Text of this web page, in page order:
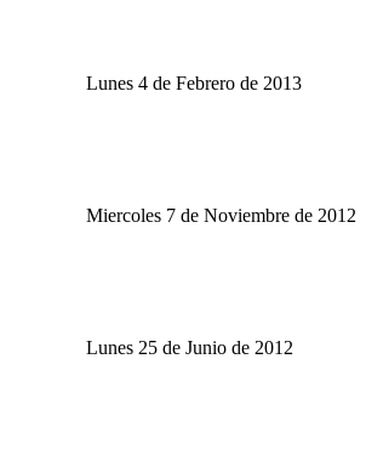
Lunes 4 de Febrero de 2013
Miercoles 7 de Noviembre de 2012
Lunes 25 de Junio de 2012